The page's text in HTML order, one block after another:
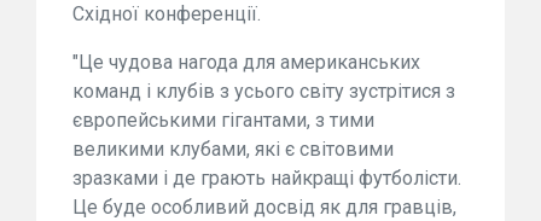
Східної конференції.
"Це чудова нагода для американських
команд і клубів з усього світу зустрітися з
європейськими гігантами, з тими
великими клубами, які є світовими
зразками і де грають найкращі футболісти.
Це буде особливий досвід як для гравців,